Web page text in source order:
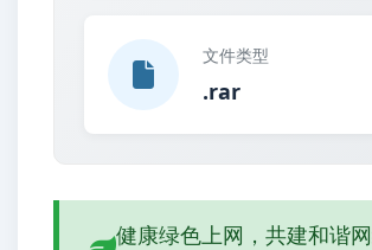
文件类型
.rar
健康绿色上网，共建和谐